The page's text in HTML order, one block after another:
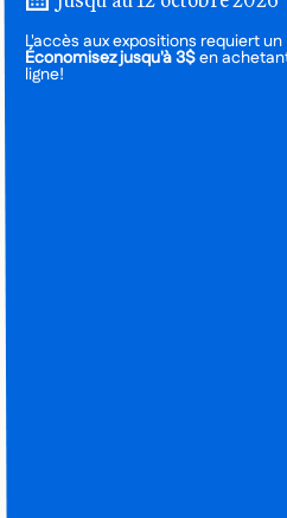
L'accès aux expositions requiert
Économisez jusqu'à 3$en
ligne!